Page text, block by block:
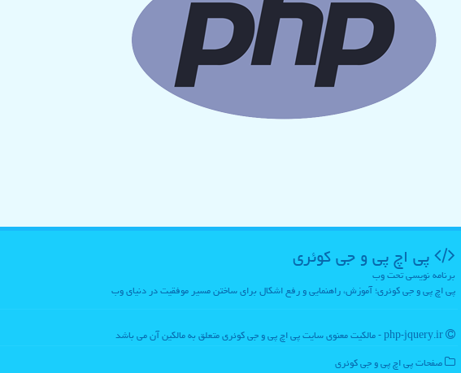
پی اچ پی و جی كوئری
برنامه نویسی تحت وب
پی اچ پی و جی کوئری؛ آموزش، راهنمایی و رفع اشکال برای ساختن مسیر موفقیت در دنیای وب
صفحات پی اچ پی و جی كوئری